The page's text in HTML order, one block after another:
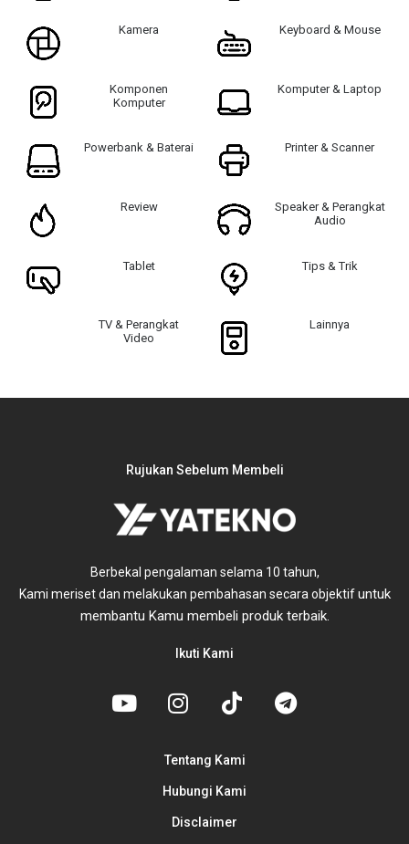
Kamera Keyboard & Mouse
Komponen
Komputer
Komputer & Laptop
Powerbank & Baterai Printer & Scanner
Review
Speaker & Perangkat
Audio
Tablet Tips & Trik
TV & Perangkat
Video
Lainnya
Rujukan Sebelum Membeli
Berbekal pengalaman selama 10 tahun,
Kami meriset dan melakukan pembahasan secara objektifuntuk
membantu Kamu membeli produk terbaik.
Ikuti Kami
Tentang Kami
Hubungi Kami
Disclaimer